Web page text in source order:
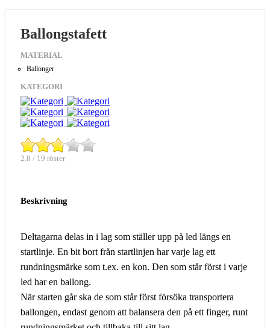
Ballongstafett
MATERIAL
Ballonger
KATEGORI
2.8 / 19 röster
Beskrivning
Deltagarna delas in i lag som ställer upp på led längs en
startlinje. En bit bort från startlinjen har varje lag ett
rundningsmärke som t.ex. en kon. Den som står först i varje
led har en ballong.
När starten går ska de som står först försöka transportera
ballongen, endast genom att balansera den på ett finger, runt